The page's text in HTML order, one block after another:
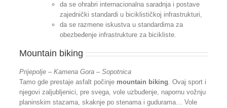
da se ohrabri internacionalna saradnja i postave
zajednički standardi u biciklističkoj infrastrukturi,
da se razmene iskustva u standardima za
obezbeđenje infrastrukture za bicikliste.
Mountain biking
Prijepolje – Kamena Gora – Sopotnica
Tamo gde prestaje asfalt počinje mountain biking. Ovaj sport i
njegovi zaljubljenici, pre svega, vole uzbuđenje, napornu vožnju
planinskim stazama, skaknje po stenama i gudurama… Vole